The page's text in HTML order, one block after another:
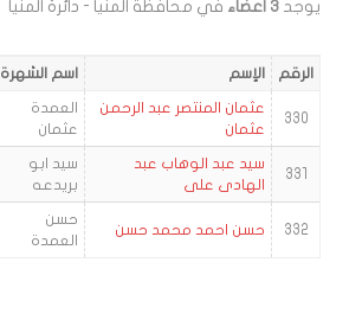
يوجد 3 اعضاء في محافظة المنيا - دائرة المنيا
الرقم الإسم اسم الشهرة
330
عثمان المنتصر عبد الرحمن
عثمان
العمدة
عثمان
331
سيد عبد الوهاب عبد
الهادى على
سيد ابو
بريدعه
332 حسن احمد محمد حسن
حسن
العمدة